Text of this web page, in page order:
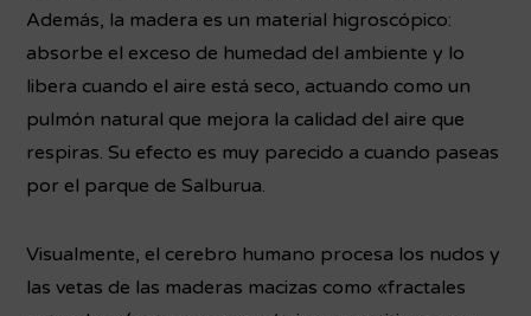
Además, la madera es un material higroscópico:
absorbe el exceso de humedad del ambiente y lo
libera cuando el aire está seco, actuando como un
pulmón natural que mejora la calidad del aire que
respiras. Su efecto es muy parecido a cuando paseas
por el parque de Salburua.
Visualmente, el cerebro humano procesa los nudos y
las vetas de las maderas macizas como «fractales